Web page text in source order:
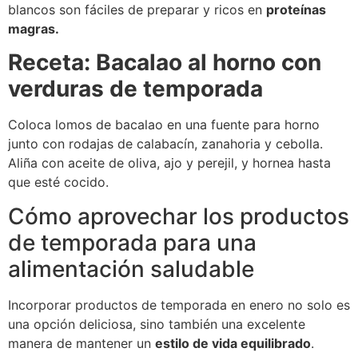
blancos son fáciles de preparar y ricos en proteínas
magras.
Receta: Bacalao al horno con
verduras de temporada
Coloca lomos de bacalao en una fuente para horno
junto con rodajas de calabacín, zanahoria y cebolla.
Aliña con aceite de oliva, ajo y perejil, y hornea hasta
que esté cocido.
Cómo aprovechar los productos
de temporada para una
alimentación saludable
Incorporar productos de temporada en enero no solo es
una opción deliciosa, sino también una excelente
manera de mantener un estilo de vida equilibrado.